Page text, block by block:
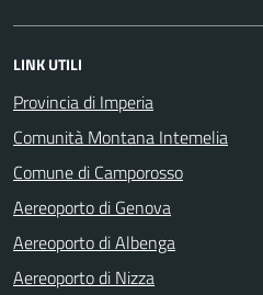
LINK UTILI
Provincia di Imperia
Comunità Montana Intemelia
Comune di Camporosso
Aereoporto di Genova
Aereoporto di Albenga
Aereoporto di Nizza